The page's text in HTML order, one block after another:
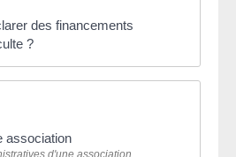
des financements
?
association
d'une association